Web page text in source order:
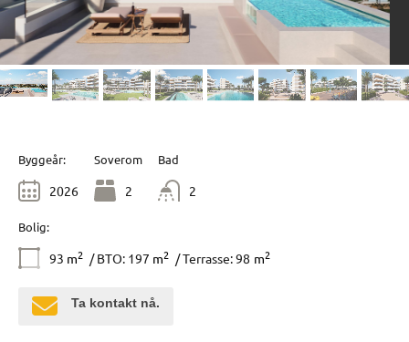
Byggeår:
2026
Soverom
2
Bad
2
Bolig:
93 m2 / BTO: 197 m2 / Terrasse: 98 m2
Ta kontakt nå.